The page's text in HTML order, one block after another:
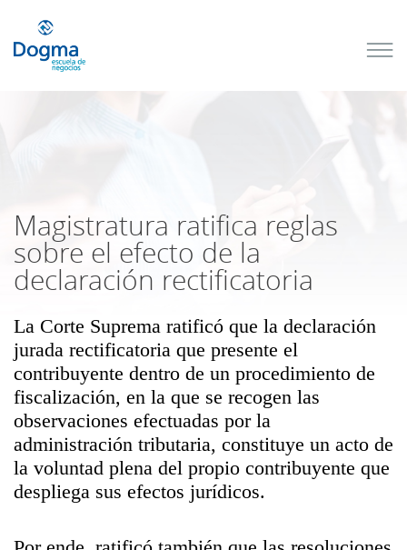
Magistratura ratifica reglas
sobre el efecto de la
declaración rectificatoria
La Corte Suprema ratificó que la declaración
jurada rectificatoria que presente el
contribuyente dentro de un procedimiento de
fiscalización, en la que se recogen las
observaciones efectuadas por la
administración tributaria, constituye un acto de
la voluntad plena del propio contribuyente que
despliega sus efectos jurídicos.
próximos